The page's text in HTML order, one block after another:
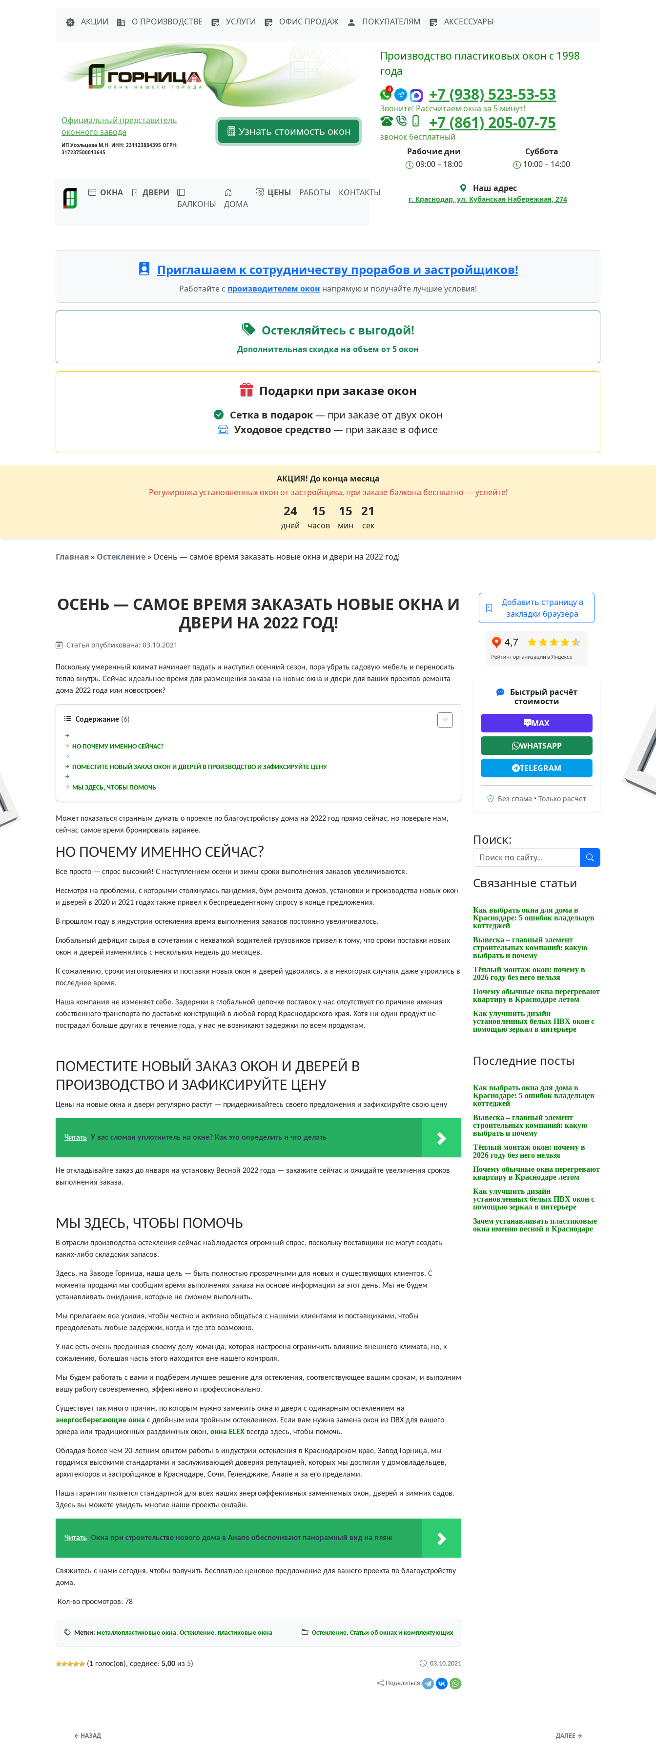
АКЦИИ
О ПРОИЗВОДСТВЕ УСЛУГИ ОФИС ПРОДАЖ ПОКУПАТЕЛЯМ АКСЕССУАРЫ
Официальный представитель
оконного завода
ИП Усольцева М.Н. ИНН: 231123884395 ОГРН:
317237500013645
Узнать стоимость окон
ОКНА
ДВЕРИ
БАЛКОНЫ
ДОМА
ЦЕНЫ РАБОТЫ КОНТАКТЫ
Производство пластиковых окон с 1998
года
4 +7 (938) 523-53-53
Звоните! Рассчитаем окна за 5 минут!
+7 (861) 205-07-75
звонок бесплатный
Рабочие дни
Суббота
09:00 – 18:00
10:00 – 14:00
Наш адрес
г. Краснодар, ул. Кубанская Набережная, 274
Приглашаем к сотрудничеству прорабов и застройщиков!
Работайте с производителем окон напрямую и получайте лучшие условия!
Остекляйтесь с выгодой!
Дополнительная скидка на объем от 5 окон
Подарки при заказе окон
Сетка в подарок— при заказе от двух окон
Уходовое средство— при заказе в офисе
АКЦИЯ! До конца месяца
Регулировка установленных окон от застройщика, при заказе балкона бесплатно — успейте!
24
дней
15
часов
15
мин
20
сек
Главная» Остекление» Осень — самое время заказать новые окна и двери на 2022 год!
ОСЕНЬ — САМОЕ ВРЕМЯ ЗАКАЗАТЬ НОВЫЕ ОКНА И
ДВЕРИ НА 2022 ГОД!
Статья опубликована: 03.10.2021
Поскольку умеренный климат начинает падать и наступил осенний сезон, пора убрать садовую мебель и переносить
тепло внутрь. Сейчас идеальное время для размещения заказа на новые окна и двери для ваших проектов ремонта
дома 2022 года или новостроек?
Содержание (6)
НО ПОЧЕМУ ИМЕННО СЕЙЧАС?
ПОМЕСТИТЕ НОВЫЙ ЗАКАЗ ОКОН И ДВЕРЕЙ В ПРОИЗВОДСТВО И ЗАФИКСИРУЙТЕ ЦЕНУ
МЫ ЗДЕСЬ, ЧТОБЫ ПОМОЧЬ
Может показаться странным думать о проекте по благоустройству дома на 2022 год прямо сейчас, но поверьте нам,
сейчас самое время бронировать заранее.
НО ПОЧЕМУ ИМЕННО СЕЙЧАС?
Все просто — спрос высокий! С наступлением осени и зимы сроки выполнения заказов увеличиваются.
Несмотря на проблемы, с которыми столкнулась пандемия, бум ремонта домов, установки и производства новых окон
и дверей в 2020 и 2021 годах также привел к беспрецедентному спросу в конце предложения.
В прошлом году в индустрии остекления время выполнения заказов постоянно увеличивалось.
Глобальный дефицит сырья в сочетании с нехваткой водителей грузовиков привел к тому, что сроки поставки новых
окон и дверей изменились с нескольких недель до месяцев.
К сожалению, сроки изготовления и поставки новых окон и дверей удвоились, а в некоторых случаях даже утроились в
последнее время.
Наша компания не изменяет себе. Задержки в глобальной цепочке поставок у нас отсутствует по причине имения
собственного транспорта по доставке конструкций в любой город Краснодарского края. Хотя ни один продукт не
пострадал больше других в течение года, у нас не возникают задержки по всем продуктам.
ПОМЕСТИТЕ НОВЫЙ ЗАКАЗ ОКОН И ДВЕРЕЙ В
ПРОИЗВОДСТВО И ЗАФИКСИРУЙТЕ ЦЕНУ
Цены на новые окна и двери регулярно растут — придерживайтесь своего предложения и зафиксируйте свою цену
Читать У вас сломан уплотнитель на окне? Как это определить и что делать
Не откладывайте заказ до января на установку Весной 2022 года — закажите сейчас и ожидайте увеличения сроков
выполнения заказа.
МЫ ЗДЕСЬ, ЧТОБЫ ПОМОЧЬ
В отрасли производства остекления сейчас наблюдается огромный спрос, поскольку поставщики не могут создать
каких-либо складских запасов.
Здесь, на Заводе Горница, наша цель — быть полностью прозрачными для новых и существующих клиентов. С
момента продажи мы сообщим время выполнения заказа на основе информации за этот день. Мы не будем
устанавливать ожидания, которые не сможем выполнить.
Мы прилагаем все усилия, чтобы честно и активно общаться с нашими клиентами и поставщиками, чтобы
преодолевать любые задержки, когда и где это возможно.
У нас есть очень преданная своему делу команда, которая настроена ограничить влияние внешнего климата, но, к
сожалению, большая часть этого находится вне нашего контроля.
Мы будем работать с вами и подберем лучшее решение для остекления, соответствующее вашим срокам, и выполним
вашу работу своевременно, эффективно и профессионально.
Существует так много причин, по которым нужно заменить окна и двери с одинарным остеклением на
энергосберегающие окна с двойным или тройным остеклением. Если вам нужна замена окон из ПВХ для вашего
эркера или традиционных раздвижных окон, окна ELEX всегда здесь, чтобы помочь.
Обладая более чем 20-летним опытом работы в индустрии остекления в Краснодарском крае, Завод Горница, мы
гордимся высокими стандартами и заслуживающей доверия репутацией, которых мы достигли у домовладельцев,
архитекторов и застройщиков в Краснодаре, Сочи, Геленджике, Анапе и за его пределами.
Наша гарантия является стандартной для всех наших энергоэффективных заменяемых окон, дверей и зимних садов.
Здесь вы можете увидеть многие наши проекты онлайн.
Читать Окна при строительстве нового дома в Анапе обеспечивают панорамный вид на пляж
Свяжитесь с нами сегодня, чтобы получить бесплатное ценовое предложение для вашего проекта по благоустройству
дома.
Кол-во просмотров: 78
Метки: металлопластиковые окна, Остекление, пластиковые окна Остекление, Статьи об окнах и комплектующих
(1 голос(ов), среднее: 5,00 из 5) 03.10.2021
Поделиться:
Добавить страницу в
закладки браузера
Быстрый расчёт
стоимости
MAX
WHATSAPP
TELEGRAM
Без спама • Только расчёт
Поиск:
Связанные статьи
Как выбрать окна для дома в
Краснодаре: 5 ошибок владельцев
коттеджей
Вывеска – главный элемент
строительных компаний: какую
выбрать и почему
Тёплый монтаж окон: почему в
2026 году без него нельзя
Почему обычные окна перегревают
квартиру в Краснодаре летом
Как улучшить дизайн
установленных белых ПВХ окон с
помощью зеркал в интерьере
Последние посты
Как выбрать окна для дома в
Краснодаре: 5 ошибок владельцев
коттеджей
Вывеска – главный элемент
строительных компаний: какую
выбрать и почему
Тёплый монтаж окон: почему в
2026 году без него нельзя
Почему обычные окна перегревают
квартиру в Краснодаре летом
Как улучшить дизайн
установленных белых ПВХ окон с
помощью зеркал в интерьере
Зачем устанавливать пластиковые
окна именно весной в Краснодаре
← НАЗАД ДАЛЕЕ →